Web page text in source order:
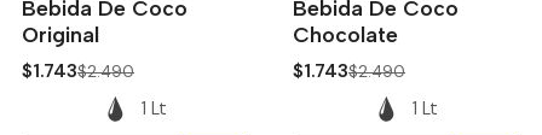
Bebida De Coco
Original
$1.743$2.490
1 Lt
Bebida De Coco
Chocolate
$1.743$2.490
1 Lt